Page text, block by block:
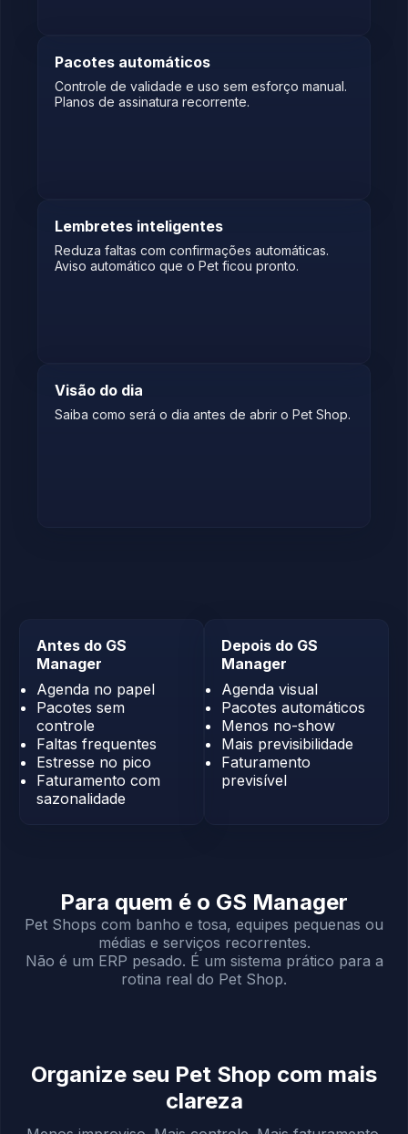
Pacotes automáticos
Controle de validade e uso sem esforço manual.
Planos de assinatura recorrente.
Lembretes inteligentes
Reduza faltas com confirmações automáticas.
Aviso automático que o Pet ficou pronto.
Visão do dia
Saiba como será o dia antes de abrir o Pet Shop.
Antes do GS
Manager
Agenda no papel
Pacotes sem
controle
Faltas frequentes
Estresse no pico
Faturamento com
sazonalidade
Depois do GS
Manager
Agenda visual
Pacotes automáticos
Menos no-show
Mais previsibilidade
Faturamento
previsível
Para quem é o GS Manager
Pet Shops com banho e tosa, equipes pequenas ou
médias e serviços recorrentes.
Não é um ERP pesado. É um sistema prático para a
rotina real do Pet Shop.
Organize seu Pet Shop com mais
clareza